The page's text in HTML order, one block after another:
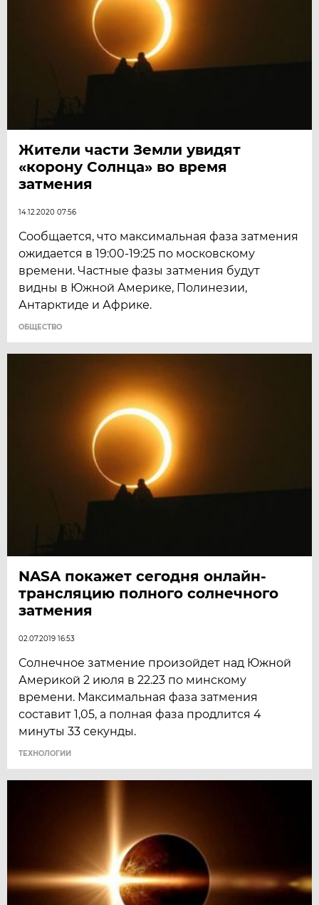
Жители части Земли увидят
«корону Солнца» во время
затмения
14.12.2020 07:56
Сообщается, что максимальная фаза затмения
ожидается в 19:00-19:25 по московскому
времени. Частные фазы затмения будут
видны в Южной Америке, Полинезии,
Антарктиде и Африке.
ОБЩЕСТВО
NASA покажет сегодня онлайн-
трансляцию полного солнечного
затмения
02.07.2019 16:53
Солнечное затмение произойдет над Южной
Америкой 2 июля в 22.23 по минскому
времени. Максимальная фаза затмения
составит 1,05, а полная фаза продлится 4
минуты 33 секунды.
ТЕХНОЛОГИИ